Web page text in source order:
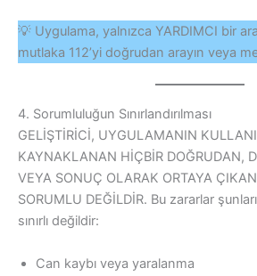
💡 Uygulama, yalnızca YARDIMCI bir
mutlaka 112’yi doğrudan arayın veya
4. Sorumluluğun Sınırlandırılması
GELİŞTİRİCİ, UYGULAMANIN
KAYNAKLANAN HİÇBİR DOĞRUDAN,
VEYA SONUÇ OLARAK ORTAYA
SORUMLU DEĞİLDİR. Bu zararlar
sınırlı değildir:
Can kaybı veya yaralanma